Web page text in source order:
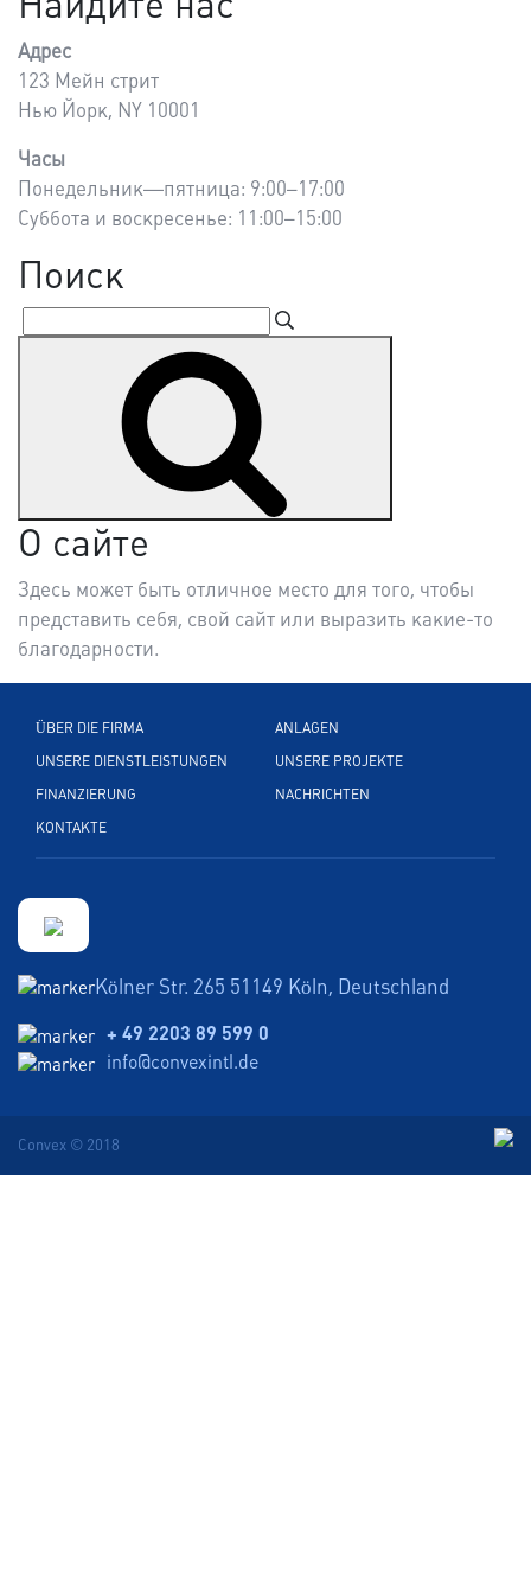
Адрес
123 Мейн стрит
Нью Йорк, NY 10001
Часы
Понедельник—пятница: 9:00–17:00
Суббота и воскресенье: 11:00–15:00
Поиск
Suchen
О сайте
Здесь может быть отличное место для того, чтобы
представить себя, свой сайт или выразить какие-то
благодарности.
ÜBER DIE FIRMA
UNSERE DIENSTLEISTUNGEN
FINANZIERUNG
KONTAKTE
ANLAGEN
UNSERE PROJEKTE
NACHRICHTEN
Kölner Str. 265 51149 Köln, Deutschland
+ 49 2203 89 599 0
info@convexintl.de
Convex © 2018